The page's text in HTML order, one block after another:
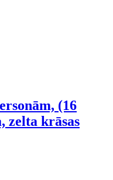
(16
zelta krāsas